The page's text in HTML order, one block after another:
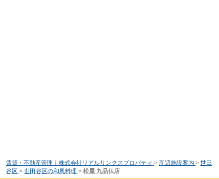
賃貸・不動産管理｜株式会社リアルリンクスプロパティ > 周辺施設案内 > 世田
谷区 > 世田谷区の和風料理 > 松屋 九品仏店